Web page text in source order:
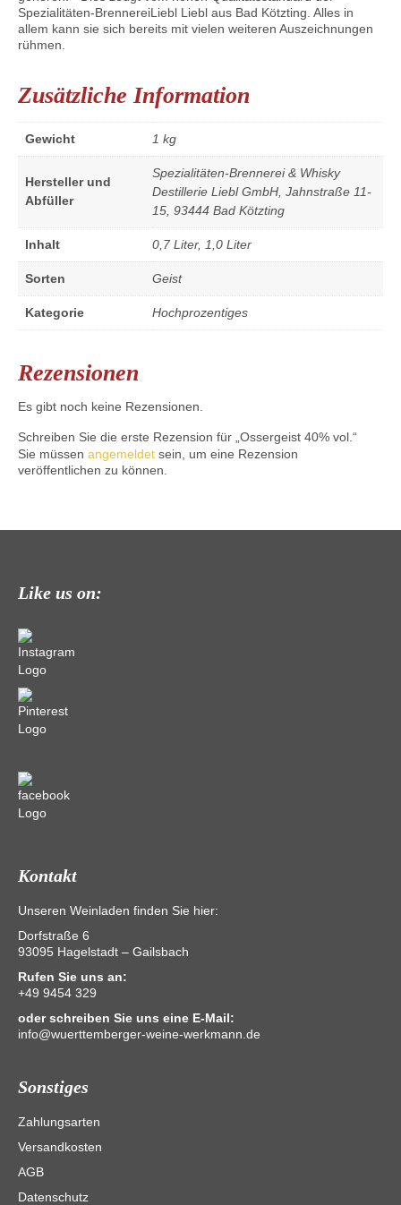
Spezialitäten-BrennereiLiebl Liebl aus Bad Kötzting. Alles in
allem kann sie sich bereits mit vielen weiteren Auszeichnungen
rühmen.
Zusätzliche Information
Gewicht 1 kg
Hersteller und
Abfüller
Spezialitäten-Brennerei & Whisky
Destillerie Liebl GmbH, Jahnstraße 11-
15, 93444 Bad Kötzting
Inhalt 0,7 Liter, 1,0 Liter
Sorten Geist
Kategorie Hochprozentiges
Rezensionen
Es gibt noch keine Rezensionen.
Schreiben Sie die erste Rezension für „Ossergeist 40% vol.“
Sie müssen angemeldet sein, um eine Rezension
veröffentlichen zu können.
Like us on:
Kontakt
Unseren Weinladen finden Sie hier:
Dorfstraße 6
93095 Hagelstadt – Gailsbach
Rufen Sie uns an:
+49 9454 329
oder schreiben Sie uns eine E-Mail:
info@wuerttemberger-weine-werkmann.de
Sonstiges
Zahlungsarten
Versandkosten
AGB
Datenschutz